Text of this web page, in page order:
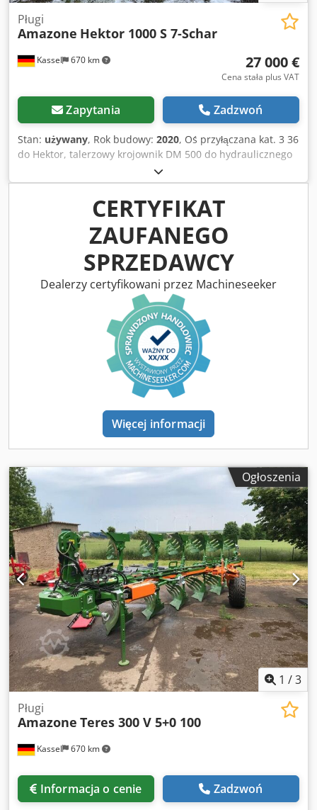
Kassel 670 km
Pługi
Amazone Hektor 1000 S 7-Schar
27 000 €
Cena stała plus VAT
Zapytania Zadzwoń
Stan: używany, Rok budowy: 2020, Oś przyłączana kat. 3 36
do Hektor, talerzowy krojownik DM 500 do hydraulicznego
zabezpieczenia przed kamieniami / ciężki przedpłużek G1
regulowany, oświetlenie tylne LED, oznakowanie z przodu /
zabezpieczenie antykradzieżowe, homologacja typu UE 40
km/h – pełnoobrotowy pług zaczepiany – RH 82 / możliwość
rozbudowy Chedpfxjthk U To Anmoa
CERTYFIKAT
ZAUFANEGO
SPRZEDAWCY
Dealerzy certyfikowani przez Machineseeker
Więcej informacji
Ogłoszenia
1 /3
Kassel 670 km
Pługi
Amazone Teres 300 V 5+0 100
Informacja o cenie Zadzwoń